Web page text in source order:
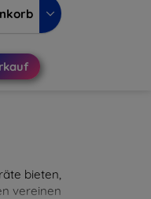
bieten,
vereinen